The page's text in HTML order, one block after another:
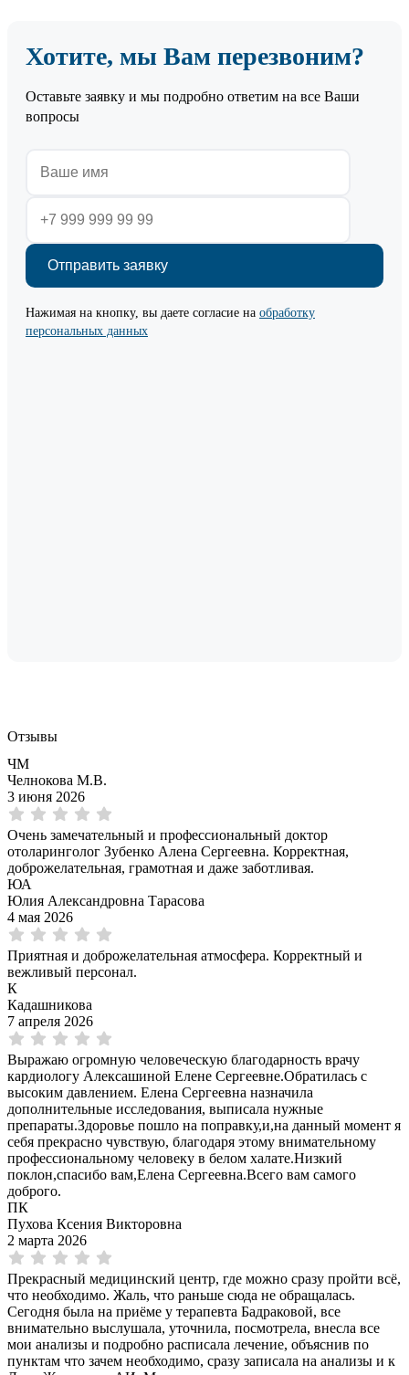
Хотите, мы Вам перезвоним?
Оставьте заявку и мы подробно ответим на все Ваши
вопросы
Нажимая на кнопку, вы даете согласие на обработку
персональных данных
Отзывы
ЧМ
Челнокова М.В.
3 июня 2026
Очень замечательный и профессиональный доктор
отоларинголог Зубенко Алена Сергеевна. Корректная,
доброжелательная, грамотная и даже заботливая.
ЮА
Юлия Александровна Тарасова
4 мая 2026
Приятная и доброжелательная атмосфера. Корректный и
вежливый персонал.
К
Кадашникова
7 апреля 2026
Выражаю огромную человеческую благодарность врачу
кардиологу Алексашиной Елене Сергеевне.Обратилась с
высоким давлением. Елена Сергеевна назначила
дополнительные исследования, выписала нужные
препараты.Здоровье пошло на поправку,и,на данный момент я
себя прекрасно чувствую, благодаря этому внимательному
профессиональному человеку в белом халате.Низкий
поклон,спасибо вам,Елена Сергеевна.Всего вам самого
доброго.
ПК
Пухова Ксения Викторовна
2 марта 2026
Прекрасный медицинский центр, где можно сразу пройти всё,
что необходимо. Жаль, что раньше сюда не обращалась.
Сегодня была на приёме у терапевта Бадраковой, все
внимательно выслушала, уточнила, посмотрела, внесла все
мои анализы и подробно расписала лечение, объяснив по
пунктам что зачем необходимо, сразу записала на анализы и к